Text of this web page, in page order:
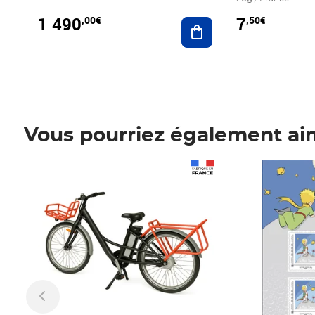
1 490,00€ Ajouter au panier
7,50€
Vous pourriez également
Prix 7,50€